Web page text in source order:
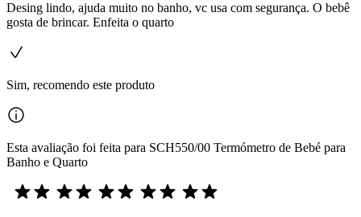
Desing lindo, ajuda muito no banho, vc usa com segurança. O bebê
gosta de brincar. Enfeita o quarto
Sim, recomendo este produto
Esta avaliação foi feita para SCH550/00 Termómetro de Bebé para
Banho e Quarto